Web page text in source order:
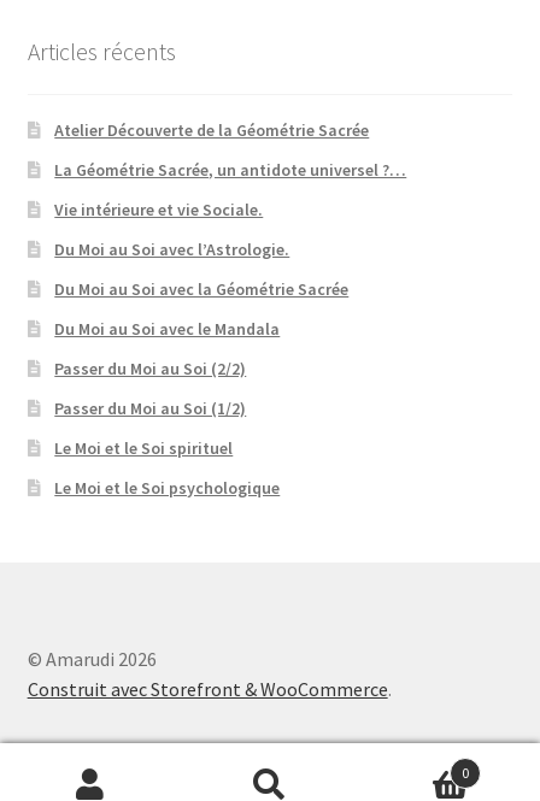
Articles récents
Atelier Découverte de la Géométrie Sacrée
La Géométrie Sacrée, un antidote universel ?…
Vie intérieure et vie Sociale.
Du Moi au Soi avec l’Astrologie.
Du Moi au Soi avec la Géométrie Sacrée
Du Moi au Soi avec le Mandala
Passer du Moi au Soi (2/2)
Passer du Moi au Soi (1/2)
Le Moi et le Soi spirituel
Le Moi et le Soi psychologique
© Amarudi 2026
Construit avec Storefront & WooCommerce.
0